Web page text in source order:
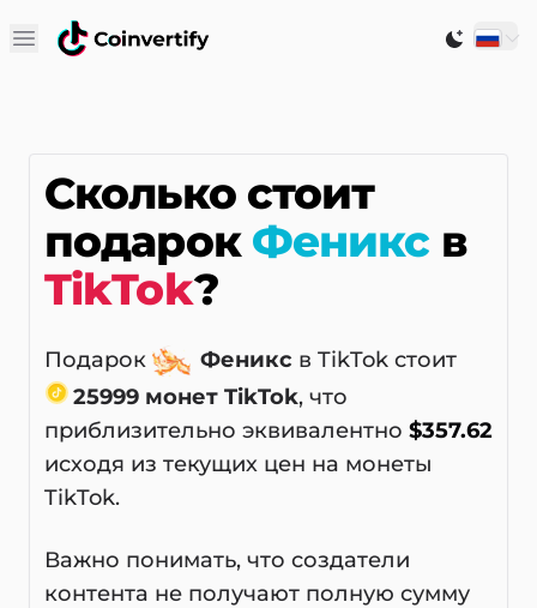
Open main menu
Switch
Сколько стоит
подарок Феникс в
TikTok?
Подарок Феникс в TikTok стоит
25999 монет TikTok, что
приблизительно эквивалентно $357.62
исходя из текущих цен на монеты
TikTok.
Важно понимать, что создатели
контента не получают полную сумму